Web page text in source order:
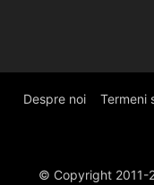
Despre noi Termeni
© Copyright 2011-